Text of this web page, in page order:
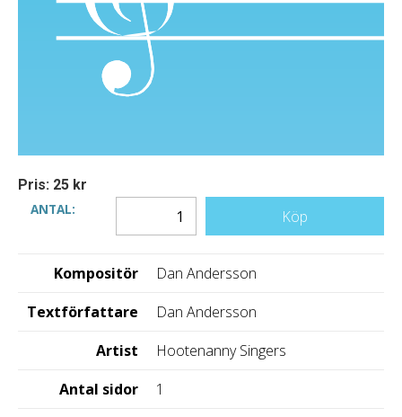
Pris: 25 kr
ANTAL:
Köp
Kompositör
Dan Andersson
Textförfattare
Dan Andersson
Artist
Hootenanny Singers
Antal sidor
1